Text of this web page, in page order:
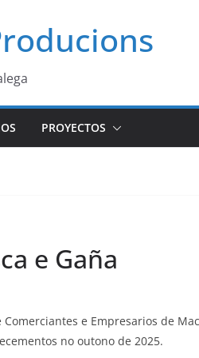
PROYECTOS
e Gaña
Comerciantes e Empresarios de
no outono de 2025.